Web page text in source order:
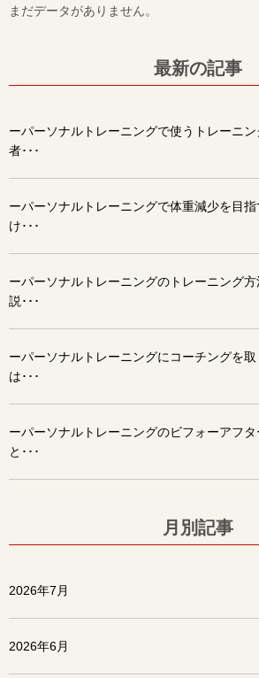
まだデータがありません。
最新の記事
ーパーソナルトレーニングで使うトレーニ
者･･･
ーパーソナルトレーニングで体重減少を目
け･･･
ーパーソナルトレーニングのトレーニング
説･･･
ーパーソナルトレーニングにコーチングを
は･･･
ーパーソナルトレーニングのビフォーアフ
と･･･
月別記事
2026年7月
2026年6月